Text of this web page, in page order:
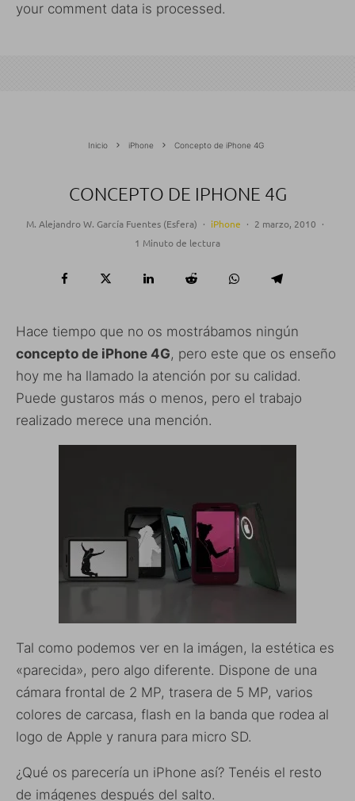
your comment data is processed.
Inicio iPhone Concepto de iPhone 4G
CONCEPTO DE IPHONE 4G
M. Alejandro W. García Fuentes (Esfera) · iPhone · 2 marzo, 2010 ·
1 Minuto de lectura
Hace tiempo que no os mostrábamos ningún
concepto de iPhone 4G, pero este que os enseño
hoy me ha llamado la atención por su calidad.
Puede gustaros más o menos, pero el trabajo
realizado merece una mención.
Tal como podemos ver en la imágen, la estética es
«parecida», pero algo diferente. Dispone de una
cámara frontal de 2 MP, trasera de 5 MP, varios
colores de carcasa, flash en la banda que rodea al
logo de Apple y ranura para micro SD.
¿Qué os parecería un iPhone así? Tenéis el resto
de imágenes después del salto.